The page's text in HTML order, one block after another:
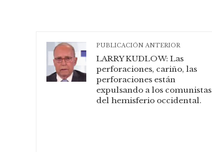
PUBLICACIÓN ANTERIOR
LARRY KUDLOW: Las
perforaciones, cariño, las
perforaciones están
expulsando a los comunistas
del hemisferio occidental.